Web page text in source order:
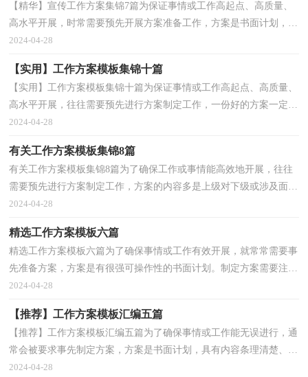
【精华】宣传工作方案集锦7篇为保证事情或工作高起点、高质量、
高水平开展，时常需要预先开展方案准备工作，方案是书面计划，具
有内容条理清楚、步骤清晰的特点。优秀的方案都具...
2024-04-28
【实用】工作方案模板集锦十篇
【实用】工作方案模板集锦十篇为保证事情或工作高起点、高质量、
高水平开展，往往需要预先进行方案制定工作，一份好的方案一定会
注重受众的参与性及互动性。方案应该怎么制定才...
2024-04-28
有关工作方案模板集锦8篇
有关工作方案模板集锦8篇为了确保工作或事情能高效地开展，往往
需要预先进行方案制定工作，方案的内容多是上级对下级或涉及面比
较大的工作，一般都用带“文件头”形式下发。那么...
2024-04-28
精选工作方案模板六篇
精选工作方案模板六篇为了确保事情或工作有效开展，就常常需要事
先准备方案，方案是有很强可操作性的书面计划。制定方案需要注意
哪些问题呢？以下是小编整理的工作方案6篇，欢迎大...
2024-04-28
【推荐】工作方案模板汇编五篇
【推荐】工作方案模板汇编五篇为了确保事情或工作能无误进行，通
常会被要求事先制定方案，方案是书面计划，具有内容条理清楚、步
骤清晰的特点。制定方案需要注意哪些问题呢？下面是...
2024-04-28